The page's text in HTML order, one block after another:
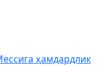
ҳамдардлик